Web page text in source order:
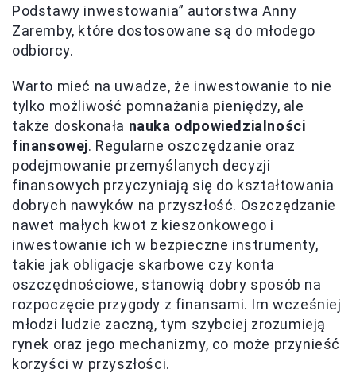
Podstawy inwestowania” autorstwa Anny
Zaremby, które dostosowane są do młodego
odbiorcy.
Warto mieć na uwadze, że inwestowanie to nie
tylko możliwość pomnażania pieniędzy, ale
także doskonała nauka odpowiedzialności
finansowej. Regularne oszczędzanie oraz
podejmowanie przemyślanych decyzji
finansowych przyczyniają się do kształtowania
dobrych nawyków na przyszłość. Oszczędzanie
nawet małych kwot z kieszonkowego i
inwestowanie ich w bezpieczne instrumenty,
takie jak obligacje skarbowe czy konta
oszczędnościowe, stanowią dobry sposób na
rozpoczęcie przygody z finansami. Im wcześniej
młodzi ludzie zaczną, tym szybciej zrozumieją
rynek oraz jego mechanizmy, co może przynieść
korzyści w przyszłości.